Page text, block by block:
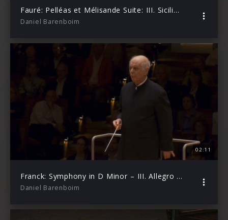
Fauré: Pelléas et Mélisande Suite: III. Sicilienne feat. Berliner Philharmoniker
Daniel Barenboim
02:11
Franck: Symphony in D Minor – III. Allegro non troppo feat. Berliner Philharmoniker
Daniel Barenboim